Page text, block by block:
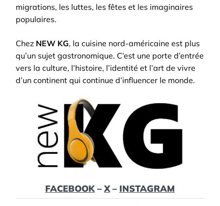
migrations, les luttes, les fêtes et les imaginaires
populaires.
Chez NEW KG, la cuisine nord-américaine est plus
qu’un sujet gastronomique. C’est une porte d’entrée
vers la culture, l’histoire, l’identité et l’art de vivre
d’un continent qui continue d’influencer le monde.
FACEBOOK–X– INSTAGRAM